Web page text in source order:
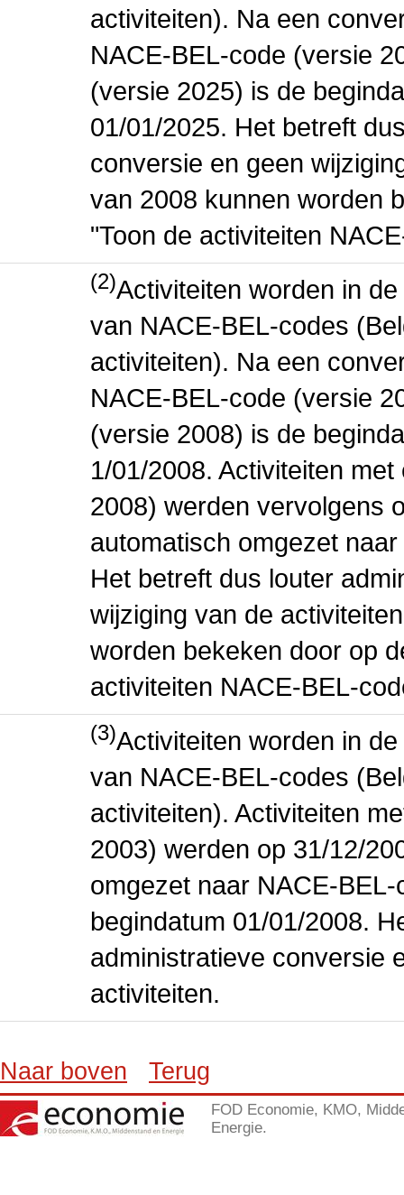
activiteiten). Na een
NACE-BEL-code (versie
(versie 2025) is de
01/01/2025. Het betreft
conversie en geen
van 2008 kunnen worden
"Toon de activiteiten
(2)Activiteiten worden in
van NACE-BEL-codes
activiteiten). Na een
NACE-BEL-code (versie
(versie 2008) is de
1/01/2008. Activiteiten
2008) werden vervolgens
automatisch omgezet
Het betreft dus louter
wijziging van de
worden bekeken door op
activiteiten NACE-BEL-
(3)Activiteiten worden in
van NACE-BEL-codes
activiteiten). Activiteiten
2003) werden op 31/12/
omgezet naar NACE-
begindatum 01/01/2008.
administratieve conversie
activiteiten.
Naar boven Terug
FOD Economie, KMO,
Energie.